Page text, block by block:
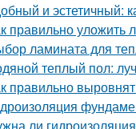
и эстетичный:
правильно уложить
ламината для
теплый пол:
правильно